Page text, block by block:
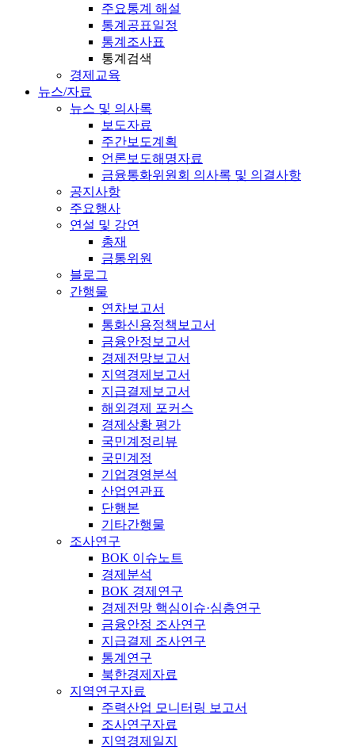
주요통계 해설
통계공표일정
통계조사표
통계검색
경제교육
뉴스/자료
뉴스 및 의사록
보도자료
주간보도계획
언론보도해명자료
금융통화위원회 의사록 및 의결사항
공지사항
주요행사
연설 및 강연
총재
금통위원
블로그
간행물
연차보고서
통화신용정책보고서
금융안정보고서
경제전망보고서
지역경제보고서
지급결제보고서
해외경제 포커스
경제상황 평가
국민계정리뷰
국민계정
기업경영분석
산업연관표
단행본
기타간행물
조사연구
BOK 이슈노트
경제분석
BOK 경제연구
경제전망 핵심이슈·심층연구
금융안정 조사연구
지급결제 조사연구
통계연구
북한경제자료
지역연구자료
주력산업 모니터링 보고서
조사연구자료
지역경제일지